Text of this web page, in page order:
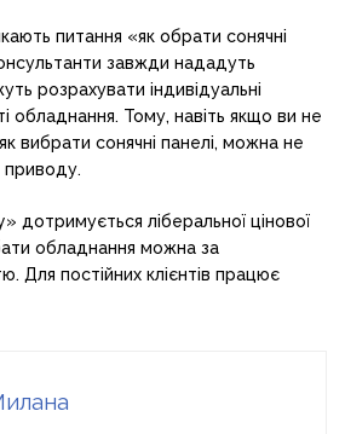
питання «як обрати сонячні
завжди нададуть
розрахувати індивідуальні
обладнання. Тому, навіть якщо ви не
вибрати сонячні панелі, можна не
приводу.
дотримується ліберальної цінової
обладнання можна за
Для постійних клієнтів працює